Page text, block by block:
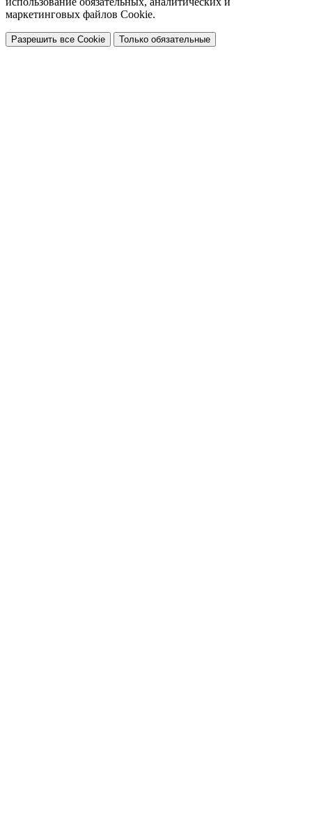
маркетинговых файлов Cookie.
Разрешить все Cookie Только обязательные